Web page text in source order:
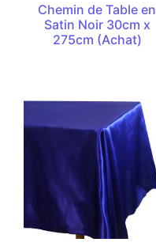
Chemin de Table en
Satin Noir 30cm x
275cm (Achat)